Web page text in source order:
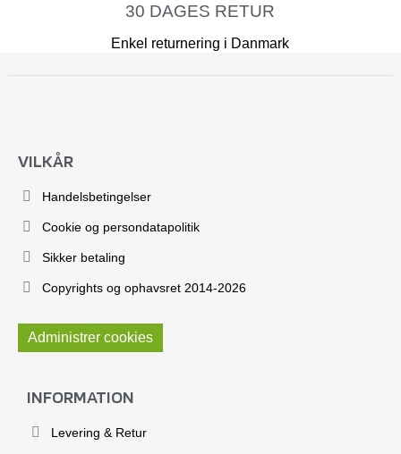
30 DAGES RETUR
Enkel returnering i Danmark
VILKÅR
Handelsbetingelser
Cookie og persondatapolitik
Sikker betaling
Copyrights og ophavsret 2014-2026
Administrer cookies
INFORMATION
Levering & Retur